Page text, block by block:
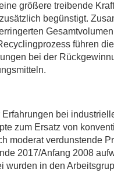
größere treibende
begünstigt.
führen
bei der
bei
zum Ersatz von
moderat verdunstende
2017/Anfang 2008
wurden in den